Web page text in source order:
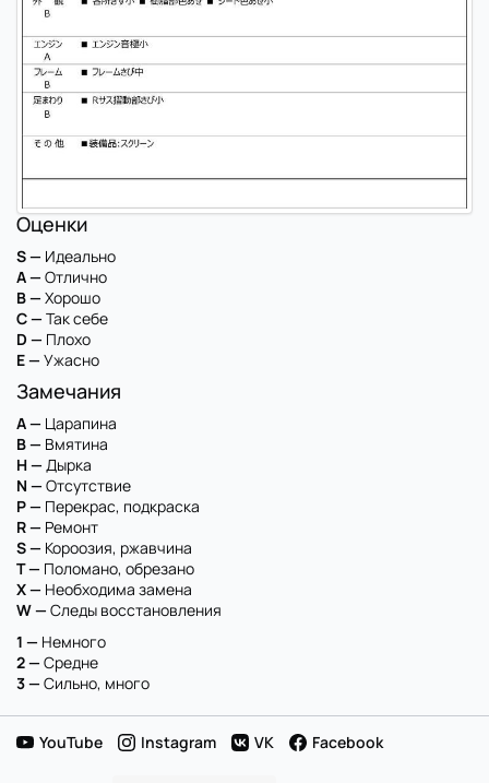
Оценки
S — Идеально
A — Отлично
B — Хорошо
C — Так себе
D — Плохо
E — Ужасно
Замечания
A — Царапина
B — Вмятина
H — Дырка
N — Отсутствие
P — Перекрас, подкраска
R — Ремонт
S — Короозия, ржавчина
T — Поломано, обрезано
X — Необходима замена
W — Следы восстановления
1 — Немного
2 — Средне
3 — Сильно, много
YouTube Instagram VK Facebook